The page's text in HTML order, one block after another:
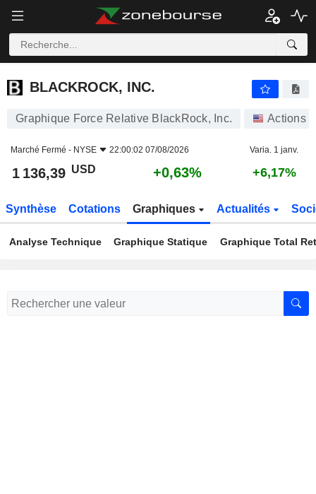
BLACKROCK, INC.
BLACKROCK, INC.
Graphique Force Relative BlackRock, Inc. Actions
Marché Fermé - NYSE 22:00:02 07/08/2026 Varia. 1 janv.
1 136,39 USD +0,63% +6,17%
Synthèse Cotations Graphiques Actualités
Analyse Technique Graphique Statique Graphique Total